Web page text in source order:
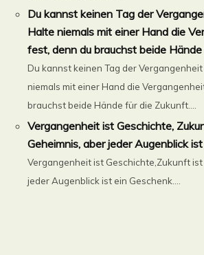
Du kannst keinen Tag der
Halte niemals mit einer Hand die
fest, denn du brauchst beide
Du kannst keinen Tag der
niemals mit einer Hand die
brauchst beide Hände für die Zukunft....
Vergangenheit ist Geschichte,
Geheimnis, aber jeder Augenblick
Vergangenheit ist Geschichte,Zukunft
jeder Augenblick ist ein Geschenk....